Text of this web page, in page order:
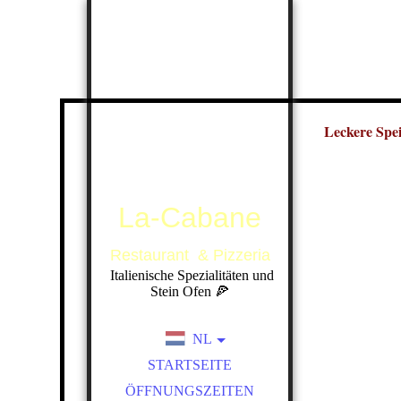
La-Cabane
Restaurant & Pizzeria
Italienische Spezialitäten und
Stein Ofen 🍕
NL
DE
EN
STARTSEITE
ÖFFNUNGSZEITEN
Leckere